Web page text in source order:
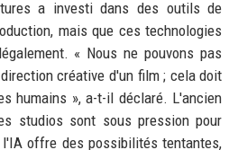
a investi dans des outils de
mais que ces technologies
« Nous ne pouvons pas
créative d'un film ; cela doit
humains », a-t-il déclaré. L'ancien
studios sont sous pression pour
offre des possibilités tentantes,